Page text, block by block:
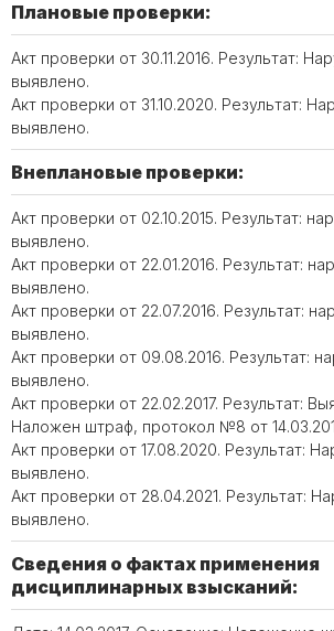
Плановые проверки:
Акт проверки от 30.11.2016. Результат:
выявлено.
Акт проверки от 31.10.2020. Результат:
выявлено.
Внеплановые проверки:
Акт проверки от 02.10.2015. Результат:
выявлено.
Акт проверки от 22.01.2016. Результат:
выявлено.
Акт проверки от 22.07.2016. Результат:
выявлено.
Акт проверки от 09.08.2016. Результат:
выявлено.
Акт проверки от 22.02.2017. Результат:
Наложен штраф, протокол №8 от
Акт проверки от 17.08.2020. Результат:
выявлено.
Акт проверки от 28.04.2021. Результат:
выявлено.
Сведения о фактах применения
дисциплинарных взысканий: